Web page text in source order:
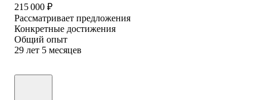
215 000 ₽
Рассматривает предложения
Конкретные достижения
Общий опыт
29 лет 5 месяцев